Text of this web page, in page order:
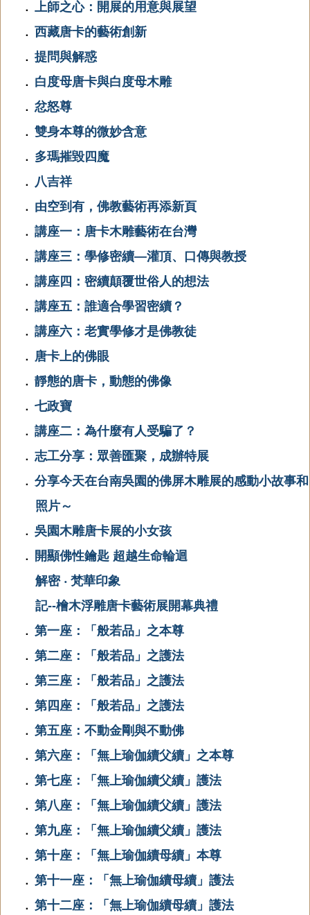
． 上師之心：開展的用意與展望
． 西藏唐卡的藝術創新
． 提問與解惑
． 白度母唐卡與白度母木雕
． 忿怒尊
． 雙身本尊的微妙含意
． 多瑪摧毀四魔
． 八吉祥
． 由空到有，佛教藝術再添新頁
． 講座一：唐卡木雕藝術在台灣
． 講座三：學修密續—灌頂、口傳與教授
． 講座四：密續顛覆世俗人的想法
． 講座五：誰適合學習密續？
． 講座六：老實學修才是佛教徒
． 唐卡上的佛眼
． 靜態的唐卡，動態的佛像
． 七政寶
． 講座二：為什麼有人受騙了？
． 志工分享：眾善匯聚，成辦特展
． 分享今天在台南吳園的佛屏木雕展的感動小故事和
照片～
． 吳園木雕唐卡展的小女孩
．
開顯佛性鑰匙 超越生命輪迴
解密 ‧ 梵華印象
記--檜木浮雕唐卡藝術展開幕典禮
． 第一座：「般若品」之本尊
． 第二座：「般若品」之護法
． 第三座：「般若品」之護法
． 第四座：「般若品」之護法
． 第五座：不動金剛與不動佛
． 第六座：「無上瑜伽續父續」之本尊
． 第七座：「無上瑜伽續父續」護法
． 第八座：「無上瑜伽續父續」護法
． 第九座：「無上瑜伽續父續」護法
． 第十座：「無上瑜伽續母續」本尊
． 第十一座：「無上瑜伽續母續」護法
． 第十二座：「無上瑜伽續母續」護法